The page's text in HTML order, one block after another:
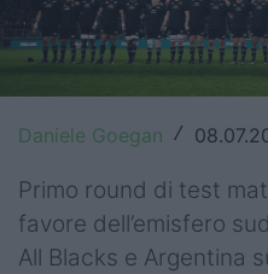
Premiership
Champions Cup
Challenge Cup
World Rugby
Rugby World Cup
Daniele Goegan /
Primo round di test
favore dell’emisfero
All Blacks e Argentina